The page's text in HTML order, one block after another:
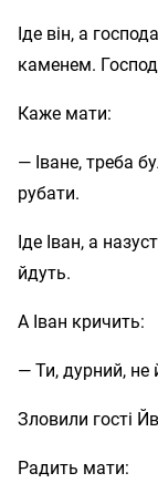
Іде він, а
каменем.
Каже мати:
— Іване, треба
рубати.
Іде Іван, а
йдуть.
А Іван кричить:
— Ти, дурний, не
Зловили гості
Радить мати: